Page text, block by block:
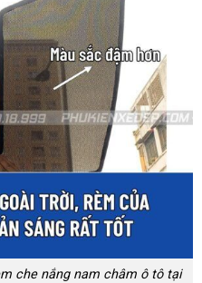
che nắng nam châm ô tô tại